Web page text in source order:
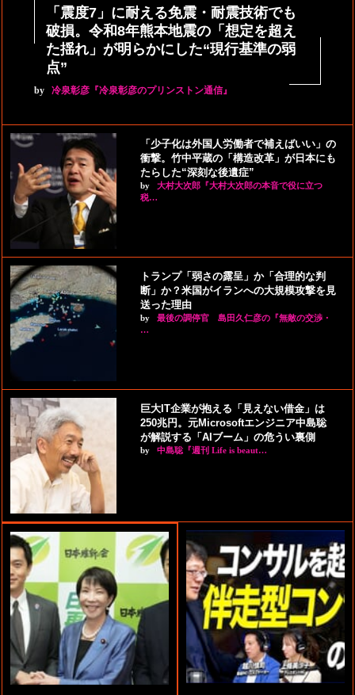
「震度7」に耐える免震・耐震技術でも
破損。令和8年熊本地震の「想定を超え
た揺れ」が明らかにした“現行基準の弱
点”
by 冷泉彰彦『冷泉彰彦のプリンストン通信』
「少子化は外国人労働者で補えばいい」の
衝撃。竹中平蔵の「構造改革」が日本にも
たらした“深刻な後遺症”
by
大村大次郎『大村大次郎の本音で役に立つ
税…
トランプ「弱さの露呈」か「合理的な判
断」か？米国がイランへの大規模攻撃を見
送った理由
by
最後の調停官 島田久仁彦の『無敵の交渉・
…
巨大IT企業が抱える「見えない借金」は
250兆円。元Microsoftエンジニア中島聡
が解説する「AIブーム」の危うい裏側
by 中島聡『週刊 Life is beaut…